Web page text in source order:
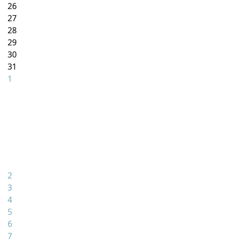
26
27
28
29
30
31
1
2
3
4
5
6
7